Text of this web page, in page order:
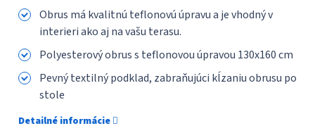
Obrus má kvalitnú teflonovú úpravu a je vhodný v
interieri ako aj na vašu terasu.
Polyesterový obrus s teflonovou úpravou 130x160 cm
Pevný textilný podklad, zabraňujúci kĺzaniu obrusu po
stole
Detailné informácie